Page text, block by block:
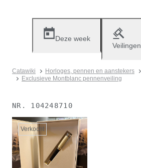
Deze week
Veilingen
Catawiki Horloges, pennen en aanstekers
Exclusieve Montblanc pennenveiling
NR. 104248710
Verkocht